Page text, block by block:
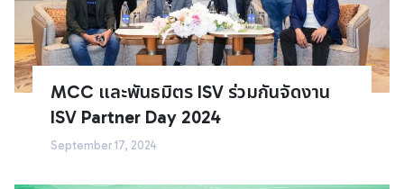
MCC และพันธมิตร ISV ร่วมกันจัดงาน
ISV Partner Day 2024
September 17, 2024